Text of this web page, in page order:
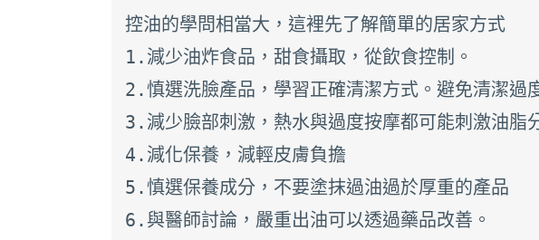
控油的學問相當大，這裡先了解簡單的居家方式
1.減少油炸食品，甜食攝取，從飲食控制。
2.慎選洗臉產品，學習正確清潔方式。避免清潔過
3.減少臉部刺激，熱水與過度按摩都可能刺激油脂
4.減化保養，減輕皮膚負擔
5.慎選保養成分，不要塗抹過油過於厚重的產品
6.與醫師討論，嚴重出油可以透過藥品改善。